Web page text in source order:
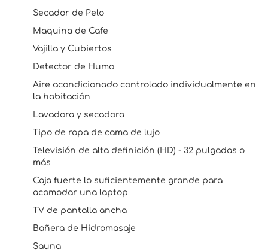
Secador de Pelo
Maquina de Cafe
Vajilla y Cubiertos
Detector de Humo
Aire acondicionado controlado individualmente en
la habitación
Lavadora y secadora
Tipo de ropa de cama de lujo
Televisión de alta definición (HD) - 32 pulgadas o
más
Caja fuerte lo suficientemente grande para
acomodar una laptop
TV de pantalla ancha
Bañera de Hidromasaje
Sauna